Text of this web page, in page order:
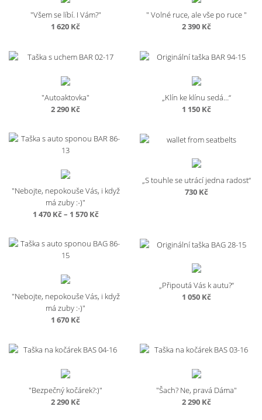
"Všem se líbí. I Vám?"
1 620 Kč
" Volné ruce, ale vše po ruce "
2 390 Kč
"Autoaktovka"
2 290 Kč
„Klín ke klínu sedá…“
1 150 Kč
"Nebojte, nepokouše Vás, i když
má zuby :-)"
1 470 Kč– 1 570 KčRozpětí
470 Kč
„S touhle se utrácí jedna radost“
730 Kč
"Nebojte, nepokouše Vás, i když
má zuby :-)"
1 670 Kč
„Připoutá Vás k autu?“
1 050 Kč
"Bezpečný kočárek?:)"
2 290 Kč
"Šach? Ne, pravá Dáma"
2 290 Kč